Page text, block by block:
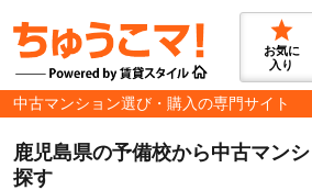
お気に
入り
中古マンション選び・購入の専門サイト
鹿児島県の予備校から中古マン
探す